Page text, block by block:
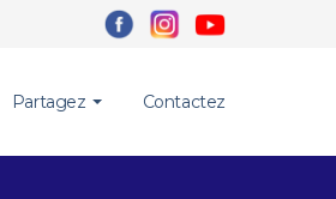
Partagez Contactez